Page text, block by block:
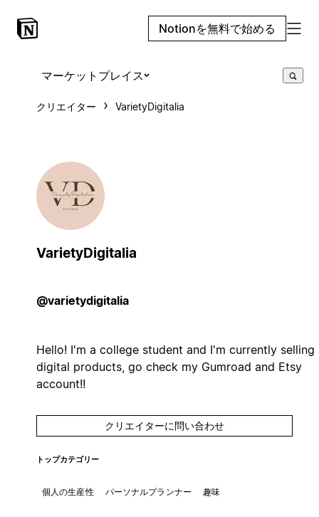
Notionを無料で始める
マーケットプレイス
クリエイター VarietyDigitalia
VarietyDigitalia
@varietydigitalia
Hello! I'm a college student and I'm currently selling
digital products, go check my Gumroad and Etsy
account!!
クリエイターに問い合わせ
トップカテゴリー
個人の生産性 パーソナルプランナー 趣味